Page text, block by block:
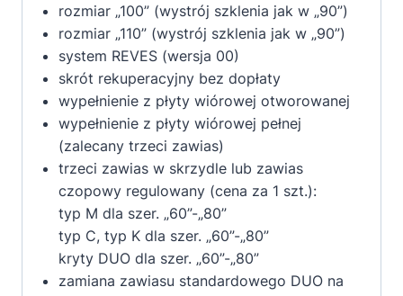
rozmiar „100” (wystrój szklenia jak w „90”)
rozmiar „110” (wystrój szklenia jak w „90”)
system REVES (wersja 00)
skrót rekuperacyjny bez dopłaty
wypełnienie z płyty wiórowej otworowanej
wypełnienie z płyty wiórowej pełnej
(zalecany trzeci zawias)
trzeci zawias w skrzydle lub zawias
czopowy regulowany (cena za 1 szt.):
typ M dla szer. „60”-„80”
typ C, typ K dla szer. „60”-„80”
kryty DUO dla szer. „60”-„80”
zamiana zawiasu standardowego DUO na